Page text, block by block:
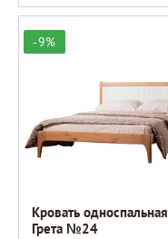
-9%
Кровать односпальная
Грета №24